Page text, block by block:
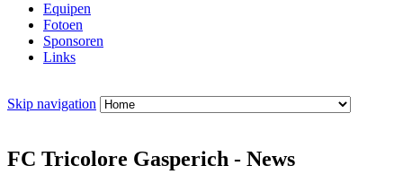
Equipen
Fotoen
Sponsoren
Links
Skip navigation
FC Tricolore Gasperich - News